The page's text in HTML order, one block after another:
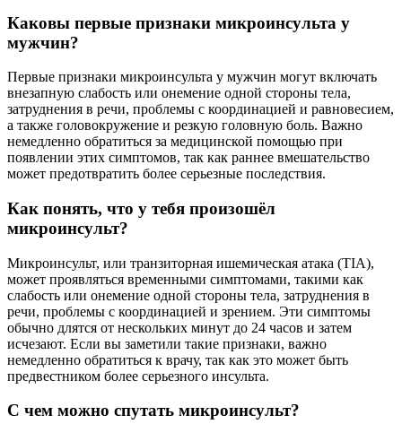
Каковы первые признаки микроинсульта у
мужчин?
Первые признаки микроинсульта у мужчин могут включать
внезапную слабость или онемение одной стороны тела,
затруднения в речи, проблемы с координацией и равновесием,
а также головокружение и резкую головную боль. Важно
немедленно обратиться за медицинской помощью при
появлении этих симптомов, так как раннее вмешательство
может предотвратить более серьезные последствия.
Как понять, что у тебя произошёл
микроинсульт?
Микроинсульт, или транзиторная ишемическая атака (TIA),
может проявляться временными симптомами, такими как
слабость или онемение одной стороны тела, затруднения в
речи, проблемы с координацией и зрением. Эти симптомы
обычно длятся от нескольких минут до 24 часов и затем
исчезают. Если вы заметили такие признаки, важно
немедленно обратиться к врачу, так как это может быть
предвестником более серьезного инсульта.
С чем можно спутать микроинсульт?